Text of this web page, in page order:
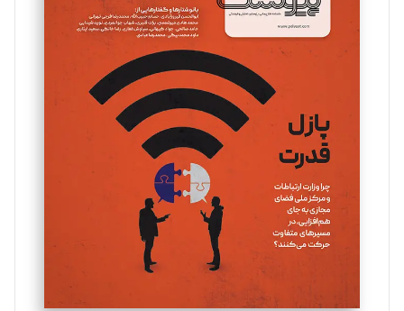
مینا پاکدل
یسنا امان‌پور
تحریریه
ملینا جعفری
تحریریه
مصطفی مسجدی آرانی